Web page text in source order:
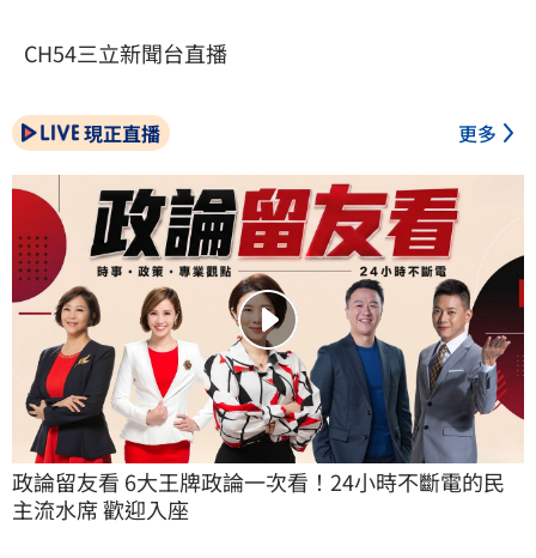
CH54三立新聞台直播
現正直播 更多
政論留友看 6大王牌政論一次看！24小時不斷電的民
主流水席 歡迎入座